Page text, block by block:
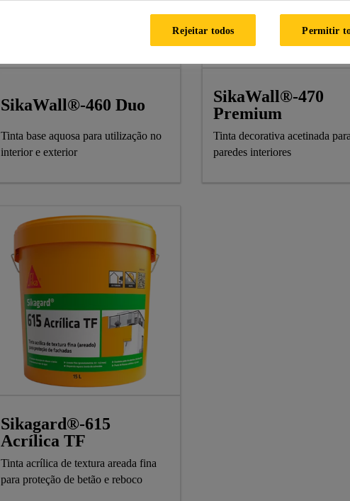
SikaWall®-460 Duo
Tinta base aquosa para utilização no
interior e exterior
SikaWall®-470
Premium
Tinta decorativa acetinada
paredes interiores
Sikagard®-615
Acrílica TF
Tinta acrílica de textura areada fina
para proteção de betão e reboco
Rejeitar todos Permitir